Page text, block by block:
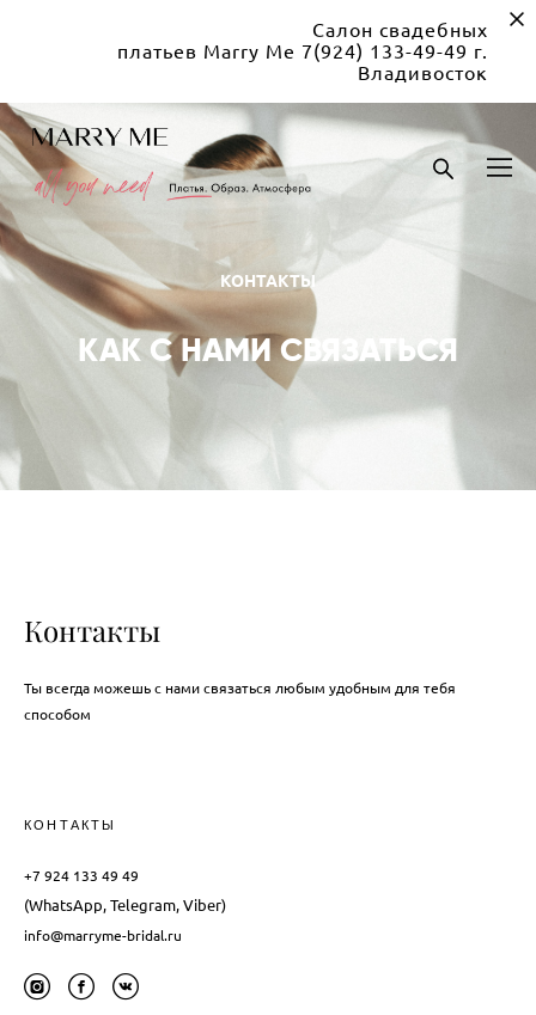
Салон свадебных
платьев Marry Me 7(924) 133-49-49 г.
Владивосток
КОНТАКТЫ
КАК С НАМИ СВЯЗАТЬСЯ
Контакты
Ты всегда можешь с нами связаться любым удобным для тебя
способом
КОНТАКТЫ
+7 924 133 49 49
(WhatsApp, Telegram, Viber)
info@marryme-bridal.ru